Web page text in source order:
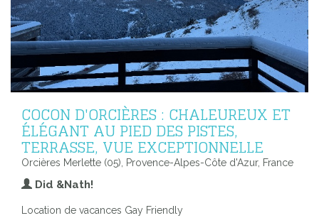
COCON D'ORCIÈRES : CHALEUREUX ET
ÉLÉGANT AU PIED DES PISTES,
TERRASSE, VUE EXCEPTIONNELLE
Orcières Merlette (05), Provence-Alpes-Côte d'Azur, France
Did &Nath!
Location de vacances Gay Friendly